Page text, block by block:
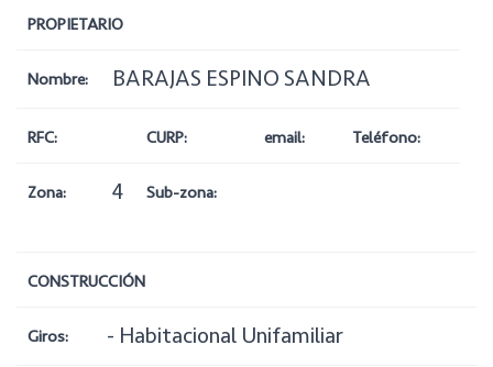
PROPIETARIO
Nombre: BARAJAS ESPINO SANDRA
RFC: CURP: email: Teléfono:
Zona: 4 Sub-zona:
CONSTRUCCIÓN
Giros: - Habitacional Unifamiliar